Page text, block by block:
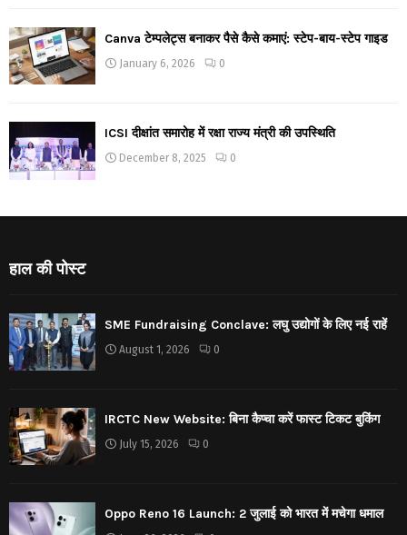
Canva टेम्पलेट्स बनाकर पैसे कैसे कमाएं: स्टेप-बाय-स्टेप गाइड
January 6, 2026 0
ICSI दीक्षांत समारोह में रक्षा राज्य मंत्री की उपस्थिति
December 8, 2025 0
हाल की पोस्ट
SME Fundraising Conclave: लघु उद्योगों के लिए नई राहें
August 1, 2026 0
IRCTC New Website: बिना कैप्चा करें फास्ट टिकट बुकिंग
July 15, 2026 0
Oppo Reno 16 Launch: 2 जुलाई को भारत में मचेगा धमाल